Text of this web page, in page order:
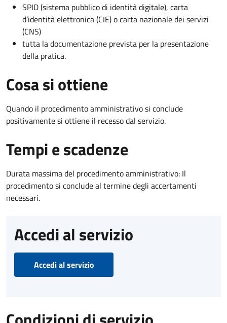
SPID (sistema pubblico di identità digitale), carta
d’identità elettronica (CIE) o carta nazionale dei servizi
(CNS)
tutta la documentazione prevista per la presentazione
della pratica.
Cosa si ottiene
Quando il procedimento amministrativo si conclude
positivamente si ottiene il recesso dal servizio.
Tempi e scadenze
Durata massima del procedimento amministrativo: Il
procedimento si conclude al termine degli accertamenti
necessari.
Accedi al servizio
Accedi al servizio